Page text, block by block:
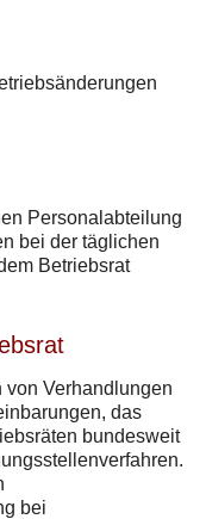
Personalabteilung
bei der täglichen
Betriebsrat
von Verhandlungen
das
bundesweit
bei